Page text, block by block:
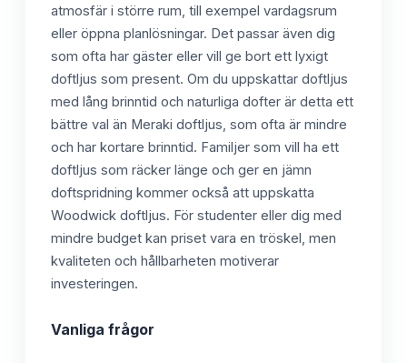
atmosfär i större rum, till exempel vardagsrum
eller öppna planlösningar. Det passar även dig
som ofta har gäster eller vill ge bort ett lyxigt
doftljus som present. Om du uppskattar doftljus
med lång brinntid och naturliga dofter är detta ett
bättre val än Meraki doftljus, som ofta är mindre
och har kortare brinntid. Familjer som vill ha ett
doftljus som räcker länge och ger en jämn
doftspridning kommer också att uppskatta
Woodwick doftljus. För studenter eller dig med
mindre budget kan priset vara en tröskel, men
kvaliteten och hållbarheten motiverar
investeringen.
Vanliga frågor